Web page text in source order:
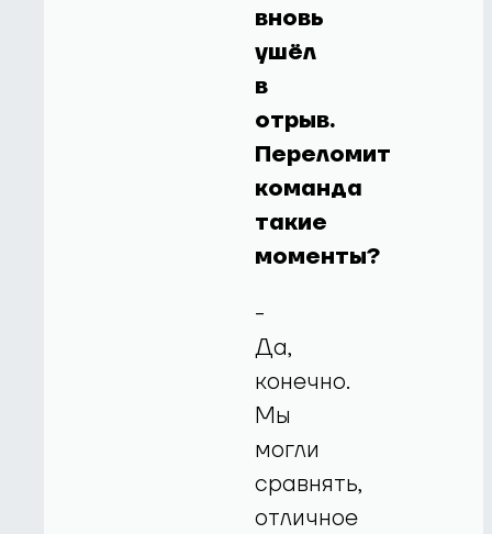
вновь
ушёл
в
отрыв.
Переломит
команда
такие
моменты?
-
Да,
конечно.
Мы
могли
сравнять,
отличное